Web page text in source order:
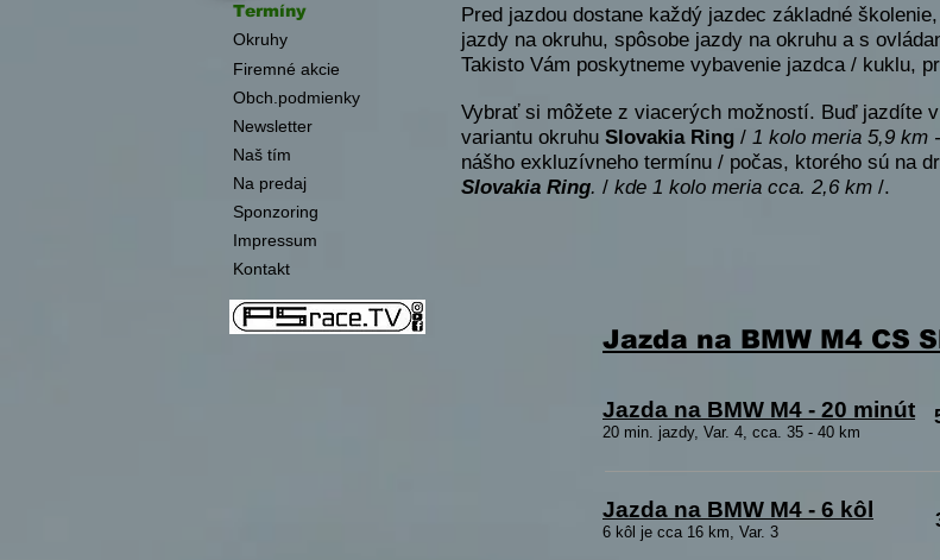
Termíny
Okruhy
Firemné akcie
Obch.podmienky
Newsletter
Naš tím
Na predaj
Sponzoring
Impressum
Kontakt
Pred jazdou dostane každý jazdec základné
jazdy na okruhu, spôsobe jazdy na okruhu a s
Takisto Vám poskytneme vybavenie jazdca / kuklu,
Vybrať si môžete z viacerých možností. Buď jazdíte
variantu okruhu Slovakia Ring / 1 kolo meria 5,9 km -
nášho exkluzívneho termínu / počas, ktorého sú na
Slovakia Ring. / kde 1 kolo meria cca. 2,6 km /.
Jazda na BMW M4 CS
Jazda na BMW M4 - 20 minút
20 min. jazdy, Var. 4, cca. 35 - 40 km
Jazda na BMW M4 - 6 kôl
6 kôl je cca 16 km, Var. 3